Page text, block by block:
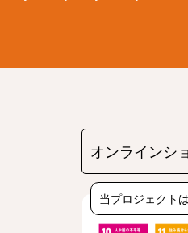
オンラインシ
当プロジェクト